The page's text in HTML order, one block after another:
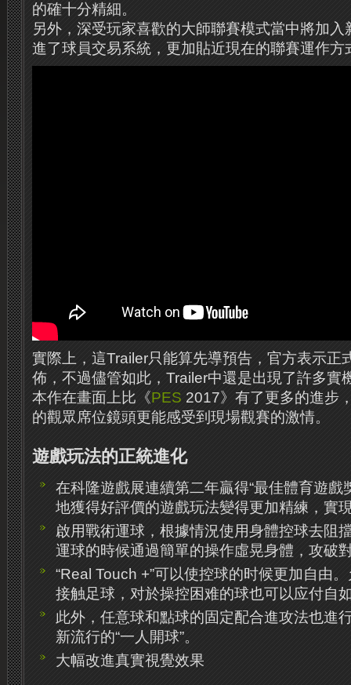
的確十分精細。
另外，深受玩家喜歡的大師聯賽模式當中將加
進了球員交易系統，更加貼近現在的聯賽運作方
實際上，這Trailer只能算先導預告，官方表示正
佈，不過儘管如此，Trailer中還是出現了許多實
本作在畫面上比《PES 2017》有了更多的進步
的觀眾席位鏡頭更能感受到現場觀賽的激情。
遊戲玩法的正統進化
在科隆遊戲展連續第二年贏得“最佳體育遊戲
地獲得好評價的遊戲玩法變得更加精練，實
啟用戰術運球，根據情況使用身體控球去阻
運球的時候通過簡單的操作虛晃身體，攻破
“Real Touch +”可以使控球的时候更加自由
接触足球，对於操控困难的球也可以应付自
此外，任意球和點球的固定配合進攻法也進
新流行的“一人開球”。
大幅改進真實視覺效果